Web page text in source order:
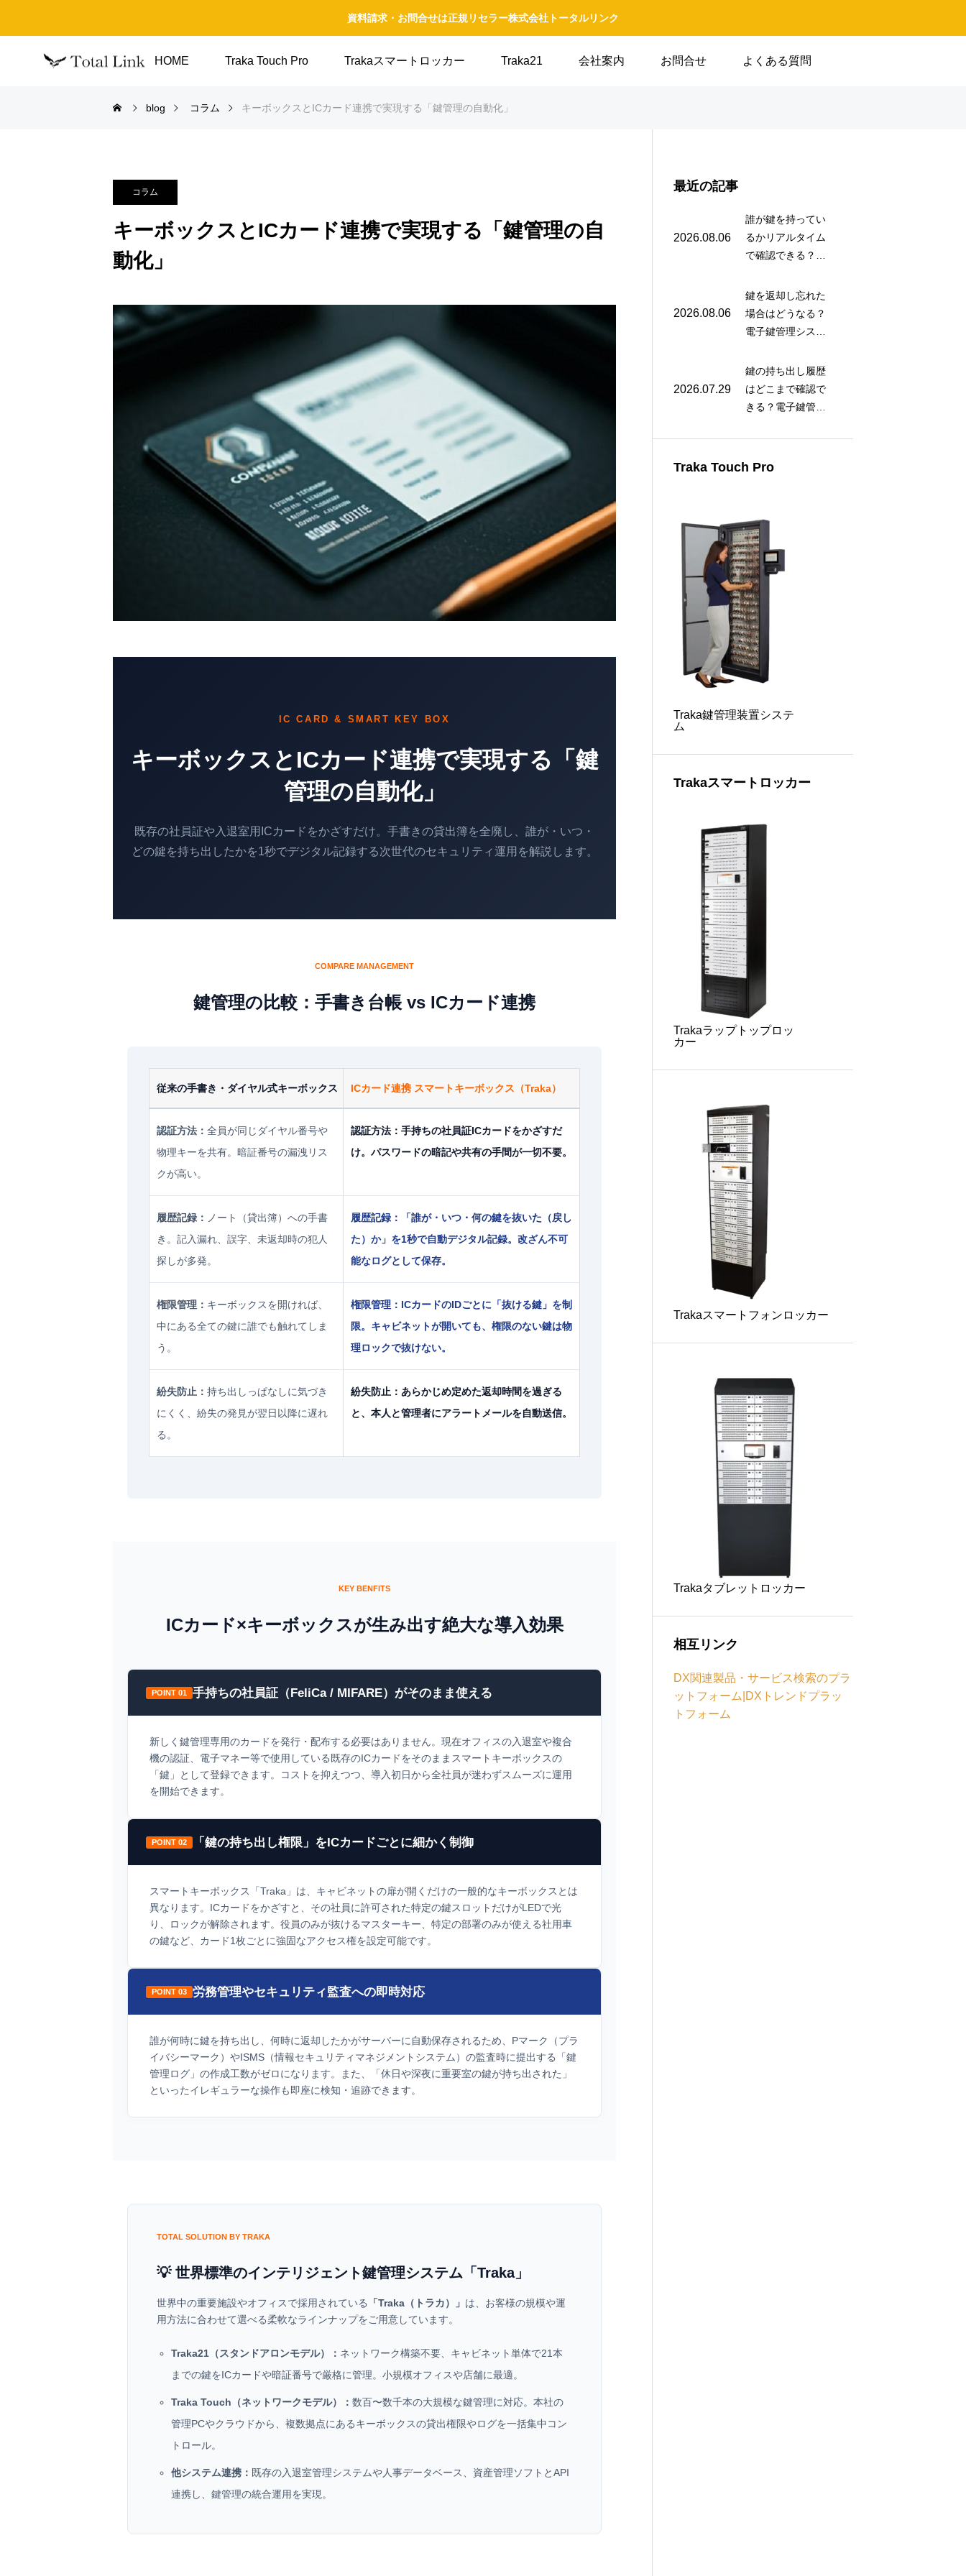
資料請求・お問合せは正規リセラー株式会社トータルリンク
HOME Traka Touch Pro Trakaスマートロッカー Traka21 会社案内 お問合せ よくある質問
blog コラム キーボックスとICカード連携で実現する「鍵管理の自動化」
コラム
キーボックスとICカード連携で実現する「鍵管理の自
動化」
IC CARD & SMART KEY BOX
キーボックスとICカード連携で実現する「鍵
管理の自動化」
既存の社員証や入退室用ICカードをかざすだけ。手書きの貸出簿を全廃し、誰が・いつ・
どの鍵を持ち出したかを1秒でデジタル記録する次世代のセキュリティ運用を解説します。
COMPARE MANAGEMENT
鍵管理の比較：手書き台帳 vs ICカード連携
従来の手書き・ダイヤル式キーボックス ICカード連携 スマートキーボックス（Traka）
認証方法： 全員が同じダイヤル番号や
物理キーを共有。暗証番号の漏洩リス
クが高い。
認証方法： 手持ちの社員証ICカードをかざすだ
け。パスワードの暗記や共有の手間が一切不要。
履歴記録： ノート（貸出簿）への手書
き。記入漏れ、誤字、未返却時の犯人
探しが多発。
履歴記録：
「誰が・いつ・何の鍵を抜いた（戻し
た）か」を1秒で自動デジタル記録。改ざん不可
能なログとして保存。
権限管理： キーボックスを開ければ、
中にある全ての鍵に誰でも触れてしま
う。
権限管理： ICカードのIDごとに「抜ける鍵」を制
限。キャビネットが開いても、権限のない鍵は物
理ロックで抜けない。
紛失防止： 持ち出しっぱなしに気づき
にくく、紛失の発見が翌日以降に遅れ
る。
紛失防止： あらかじめ定めた返却時間を過ぎる
と、本人と管理者にアラートメールを自動送信。
KEY BENFITS
ICカード×キーボックスが生み出す絶大な導入効果
POINT 01 手持ちの社員証（FeliCa / MIFARE）がそのまま使える
新しく鍵管理専用のカードを発行・配布する必要はありません。現在オフィスの入退室や複合
機の認証、電子マネー等で使用している既存のICカードをそのままスマートキーボックスの
「鍵」として登録できます。コストを抑えつつ、導入初日から全社員が迷わずスムーズに運用
を開始できます。
POINT 02 「鍵の持ち出し権限」をICカードごとに細かく制御
スマートキーボックス「Traka」は、キャビネットの扉が開くだけの一般的なキーボックスとは
異なります。ICカードをかざすと、その社員に許可された特定の鍵スロットだけがLEDで光
り、ロックが解除されます。役員のみが抜けるマスターキー、特定の部署のみが使える社用車
の鍵など、カード1枚ごとに強固なアクセス権を設定可能です。
POINT 03 労務管理やセキュリティ監査への即時対応
誰が何時に鍵を持ち出し、何時に返却したかがサーバーに自動保存されるため、Pマーク（プラ
イバシーマーク）やISMS（情報セキュリティマネジメントシステム）の監査時に提出する「鍵
管理ログ」の作成工数がゼロになります。また、「休日や深夜に重要室の鍵が持ち出された」
といったイレギュラーな操作も即座に検知・追跡できます。
TOTAL SOLUTION BY TRAKA
💡 世界標準のインテリジェント鍵管理システム「Traka」
世界中の重要施設やオフィスで採用されている 「Traka（トラカ）」 は、お客様の規模や運
用方法に合わせて選べる柔軟なラインナップをご用意しています。
Traka21（スタンドアロンモデル）： ネットワーク構築不要、キャビネット単体で21本
までの鍵をICカードや暗証番号で厳格に管理。小規模オフィスや店舗に最適。
Traka Touch（ネットワークモデル）： 数百〜数千本の大規模な鍵管理に対応。本社の
管理PCやクラウドから、複数拠点にあるキーボックスの貸出権限やログを一括集中コン
トロール。
他システム連携： 既存の入退室管理システムや人事データベース、資産管理ソフトとAPI
連携し、鍵管理の統合運用を実現。
最近の記事
2026.08.06
誰が鍵を持ってい
るかリアルタイム
で確認できる？電
の即時追跡機能と
閲覧方法
2026.08.06
鍵を返却し忘れた
場合はどうなる？
電子鍵管理システ
却防止・アラート
機能を解説
2026.07.29
鍵の持ち出し履歴
はどこまで確認で
きる？電子鍵管理
きるログデータと
活用法
Traka Touch Pro
Traka鍵管理装置システ
ム
Trakaスマートロッカー
Trakaラップトップロッ
カー
Trakaスマートフォンロッカー
Trakaタブレットロッカー
相互リンク
DX関連製品・サービス検索のプラ
ットフォーム|DXトレンドプラッ
トフォーム